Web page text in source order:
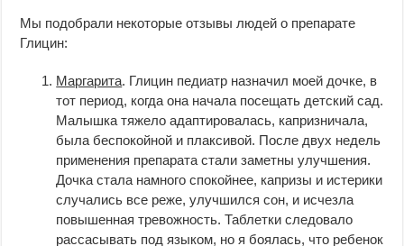
Мы подобрали некоторые отзывы людей о препарате
Глицин:
Маргарита. Глицин педиатр назначил моей дочке, в
тот период, когда она начала посещать детский сад.
Малышка тяжело адаптировалась, капризничала,
была беспокойной и плаксивой. После двух недель
применения препарата стали заметны улучшения.
Дочка стала намного спокойнее, капризы и истерики
случались все реже, улучшился сон, и исчезла
повышенная тревожность. Таблетки следовало
рассасывать под языком, но я боялась, что ребенок